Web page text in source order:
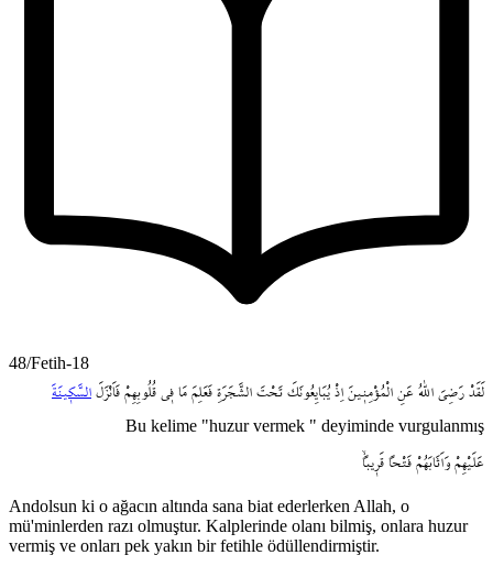
48/Fetih-18
لَقَدْ رَضِيَ اللّٰهُ عَنِ الْمُؤْمِن۪ينَ اِذْ يُبَايِعُونَكَ تَحْتَ الشَّجَرَةِ فَعَلِمَ مَا ف۪ي قُلُوبِهِمْ فَاَنْزَلَ السَّك۪ينَةَ
Bu kelime "huzur vermek " deyiminde vurgulanmış
عَلَيْهِمْ وَاَثَابَهُمْ فَتْحاً قَر۪يباًۙ
Andolsun ki o ağacın altında sana biat ederlerken Allah, o
mü'minlerden razı olmuştur. Kalplerinde olanı bilmiş, onlara huzur
vermiş ve onları pek yakın bir fetihle ödüllendirmiştir.